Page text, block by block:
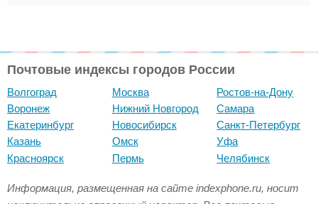
Почтовые индексы городов России
Волгоград
Воронеж
Екатеринбург
Казань
Красноярск
Москва
Нижний Новгород
Новосибирск
Омск
Пермь
Ростов-на-Дону
Самара
Санкт-Петербург
Уфа
Челябинск
Информация, размещенная на сайте indexphone.ru, носит